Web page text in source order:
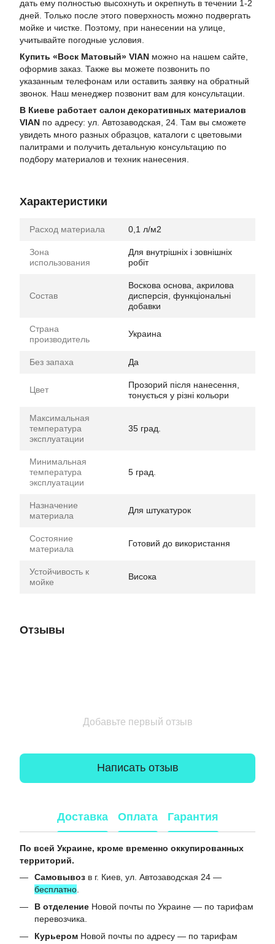
дать ему полностью высохнуть и окрепнуть в течении 1-2
дней. Только после этого поверхность можно подвергать
мойке и чистке. Поэтому, при нанесении на улице,
учитывайте погодные условия.
Купить «Воск Матовый» VIAN можно на нашем сайте,
оформив заказ. Также вы можете позвонить по
указанным телефонам или оставить заявку на обратный
звонок. Наш менеджер позвонит вам для консультации.
В Киеве работает салон декоративных материалов
VIAN по адресу: ул. Автозаводская, 24. Там вы сможете
увидеть много разных образцов, каталоги с цветовыми
палитрами и получить детальную консультацию по
подбору материалов и техник нанесения.
Характеристики
Расход материала 0,1 л/м2
Зона
использования
Для внутрішніх і зовнішніх
робіт
Состав
Воскова основа, акрилова
дисперсія, функціональні
добавки
Страна
производитель
Украина
Без запаха Да
Цвет
Прозорий після нанесення,
тонується у різні кольори
Максимальная
температура
эксплуатации
35 град.
Минимальная
температура
эксплуатации
5 град.
Назначение
материала
Для штукатурок
Состояние
материала
Готовий до використання
Устойчивость к
мойке
Висока
Отзывы
Добавьте первый отзыв
Написать отзыв
Доставка Оплата Гарантия
По всей Украине, кроме временно оккупированных
территорий.
Самовывоз в г. Киев, ул. Автозаводская 24 —
бесплатно
В отделение Новой почты по Украине — по тарифам
перевозчика.
Курьером Новой почты по адресу — по тарифам